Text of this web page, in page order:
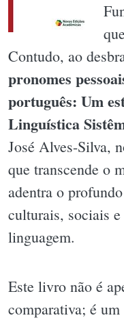
Contudo, ao
pronomes
português: Um
Linguística
José Alves-Silva,
que transcende o
adentra o
culturais, sociais
linguagem.
Este livro não é
comparativa; é